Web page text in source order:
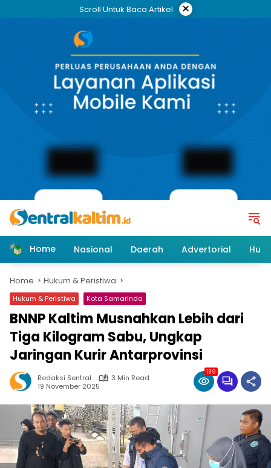
Scroll Untuk Baca Artikel ×
Home Nasional Daerah Advertorial
Home Hukum & Peristiwa
Hukum & Peristiwa Kota Samarinda
BNNP Kaltim Musnahkan Lebih dari
Tiga Kilogram Sabu, Ungkap
Jaringan Kurir Antarprovinsi
Redaksi Sentral
3 Min Read
19 November 2025
139